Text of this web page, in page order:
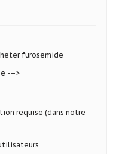
furosemide
-–>
requise (dans notre